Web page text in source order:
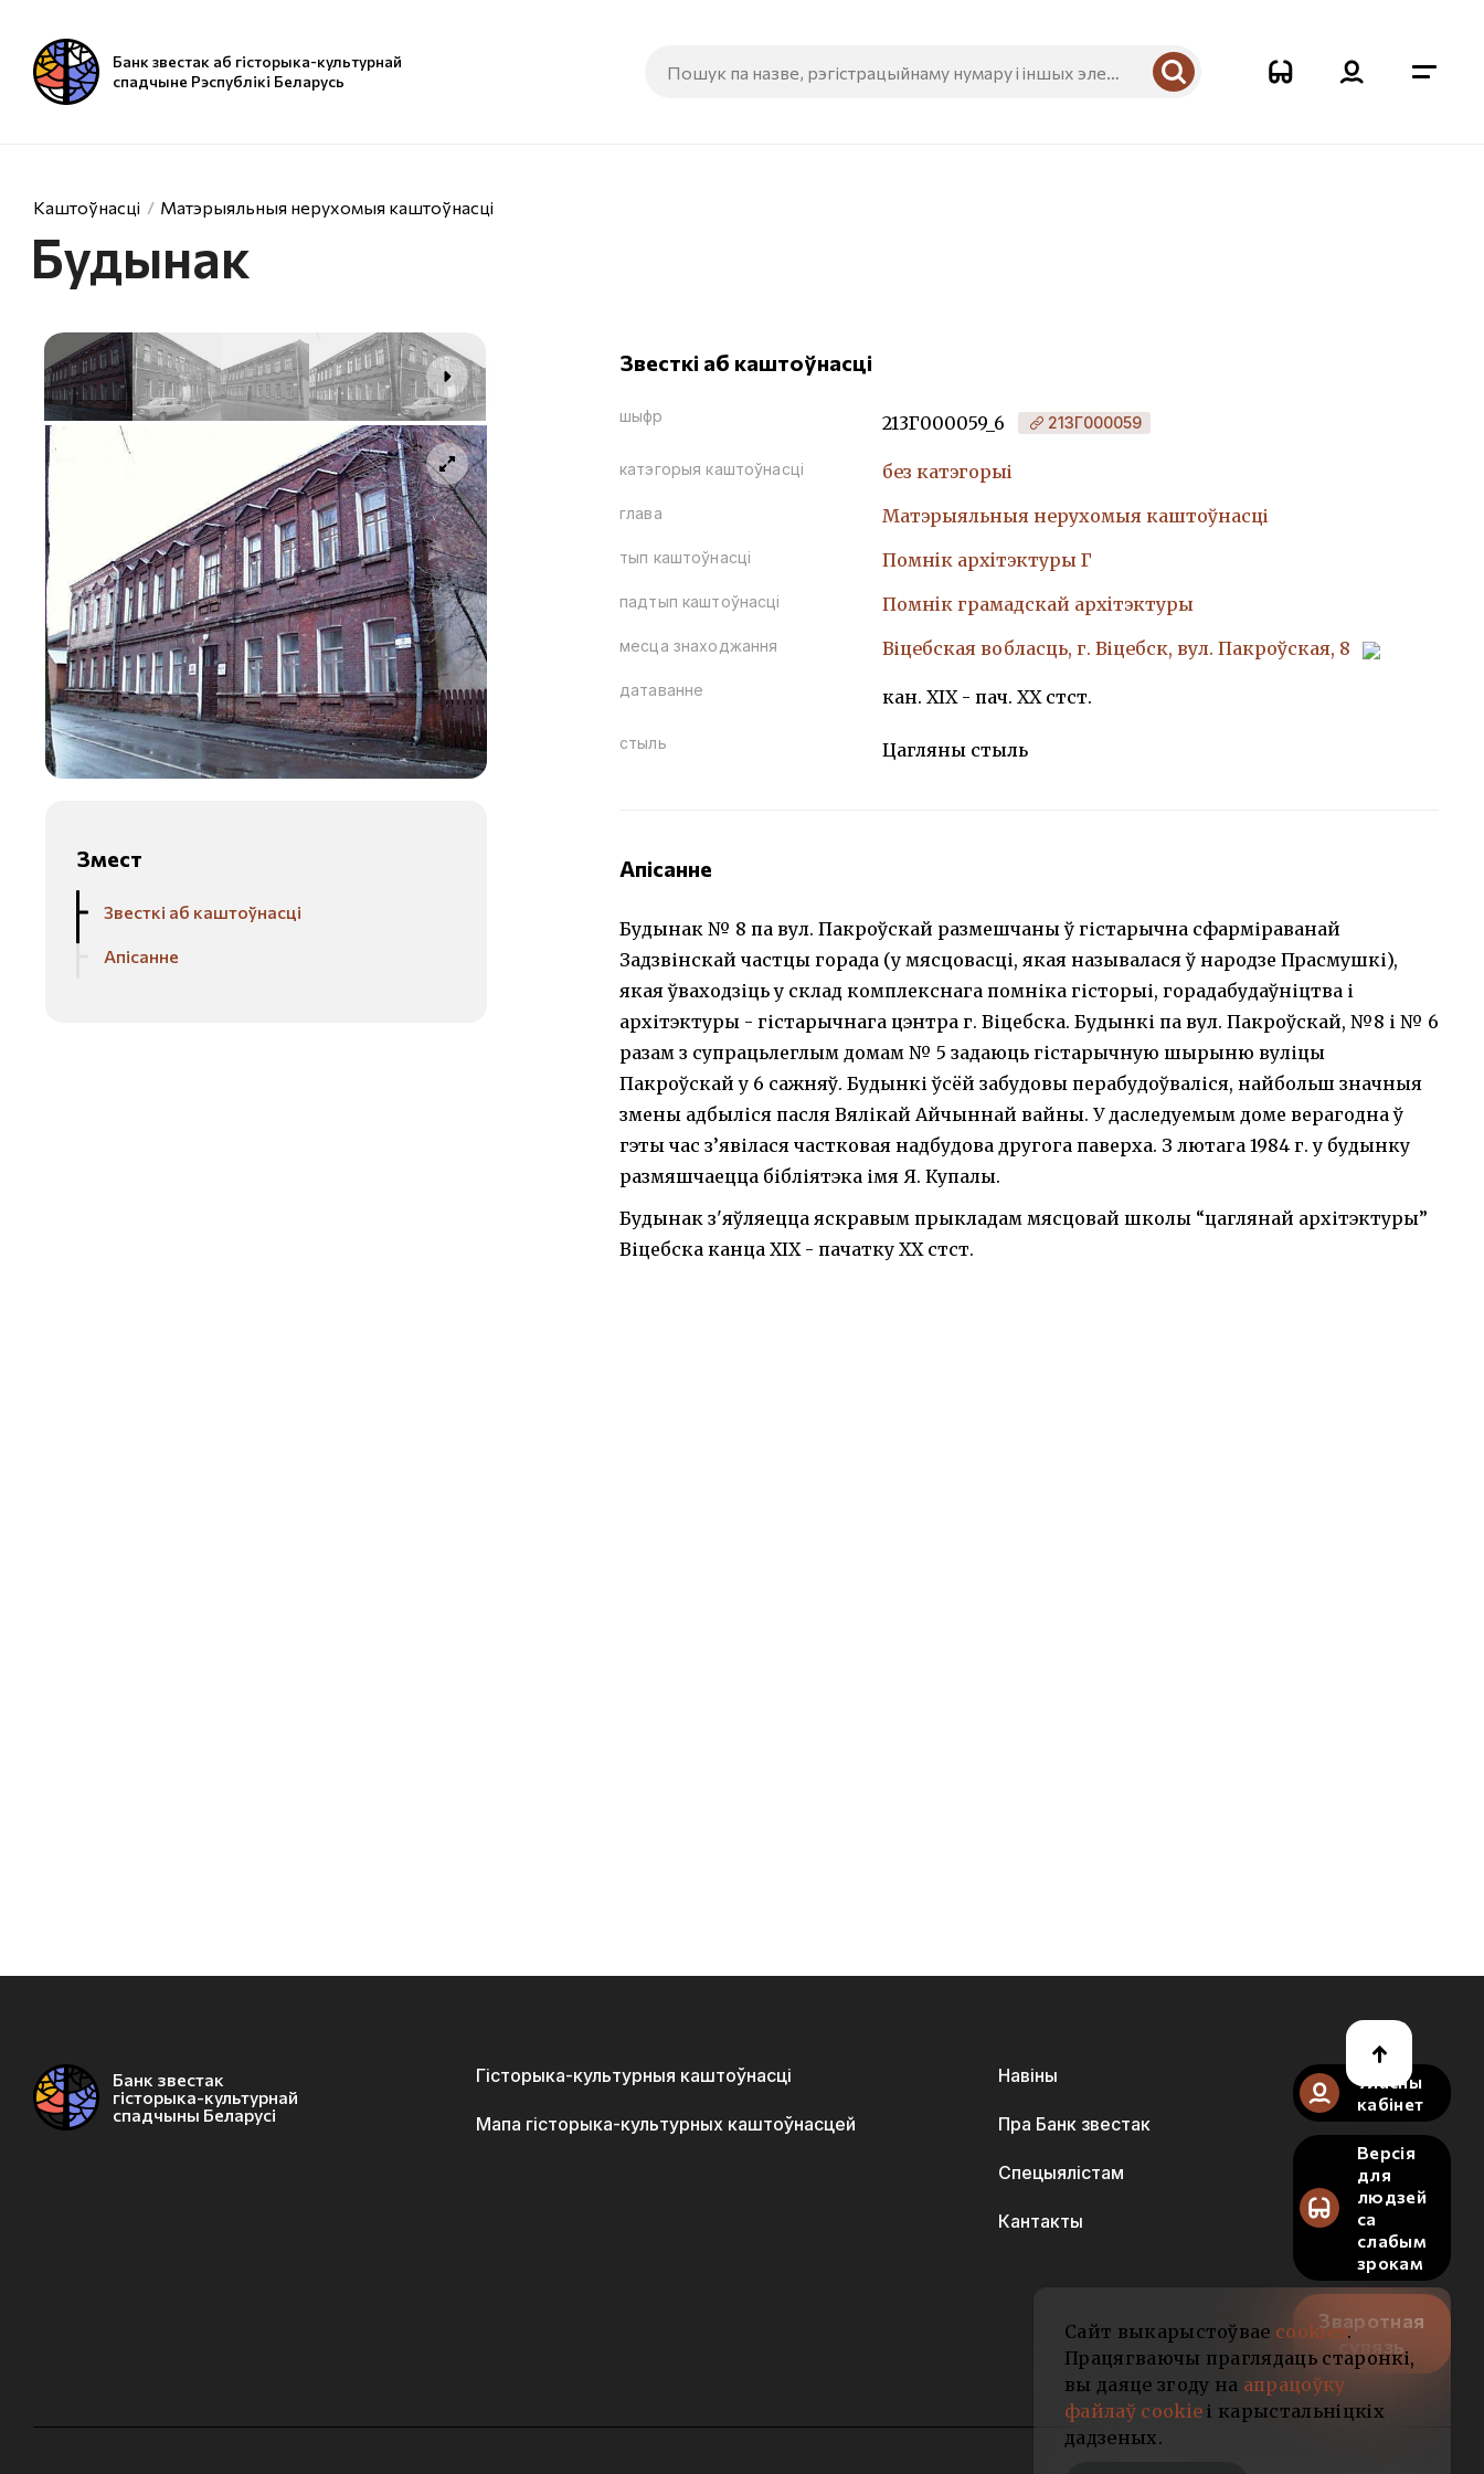
Банк звестак аб гісторыка-культурнай
спадчыне Рэспублікі Беларусь
Каштоўнасці Матэрыяльныя нерухомыя каштоўнасці
Будынак
Змест
Звесткі аб каштоўнасці
Апісанне
Звесткі аб каштоўнасці
шыфр 213Г000059_6 213Г000059
катэгорыя каштоўнасці без катэгорыі
глава Матэрыяльныя нерухомыя каштоўнасці
тып каштоўнасці Помнiк архiтэктуры Г
падтып каштоўнасці Помнiк грамадскай архiтэктуры
месца знаходжання Віцебская вобласць, г. Віцебск, вул. Пакроўская, 8
датаванне кан. XIX - пач. XX стст.
стыль Цагляны стыль
Апісанне
Будынак № 8 па вул. Пакроўскай размешчаны ў гістарычна сфарміраванай
Задзвінскай частцы горада (у мясцовасці, якая называлася ў народзе Прасмушкі),
якая ўваходзіць у склад комплекснага помніка гісторыі, горадабудаўніцтва і
архітэктуры - гістарычнага цэнтра г. Віцебска. Будынкі па вул. Пакроўскай, №8 і № 6
разам з супрацьлеглым домам № 5 задаюць гістарычную шырыню вуліцы
Пакроўскай у 6 сажняў. Будынкі ўсёй забудовы перабудоўваліся, найбольш значныя
змены адбыліся пасля Вялікай Айчыннай вайны. У даследуемым доме верагодна ў
гэты час з’явілася частковая надбудова другога паверха. З лютага 1984 г. у будынку
размяшчаецца бібліятэка імя Я. Купалы.
Будынак з'яўляецца яскравым прыкладам мясцовай школы “цаглянай архітэктуры”
Віцебска канца XIX - пачатку XX стст.
Банк звестак
гісторыка-культурнай
спадчыны Беларусі
Гісторыка-культурныя каштоўнасці
Мапа гісторыка-культурных каштоўнасцей
Навіны
Пра Банк звестак
Спецыялістам
Кантакты
Уласны
кабінет
Версія
для
людзей
са
слабым
зрокам
Зваротная
сувязь
Сайт выкарыстоўвае cookies.
Працягваючы праглядаць старонкі,
вы даяце згоду на апрацоўку
файлаў cookie і карыстальніцкіх
дадзеных.